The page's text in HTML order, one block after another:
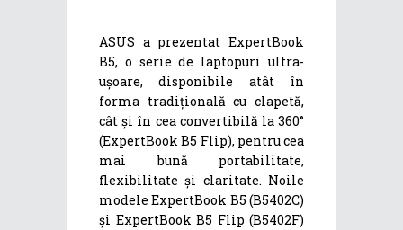
ASUS a prezentat ExpertBook
B5, o serie de laptopuri ultra-
ușoare, disponibile atât în
forma tradițională cu clapetă,
cât și în cea convertibilă la 360°
(ExpertBook B5 Flip), pentru cea
mai bună portabilitate,
flexibilitate și claritate. Noile
modele ExpertBook B5 (B5402C)
și ExpertBook B5 Flip (B5402F)